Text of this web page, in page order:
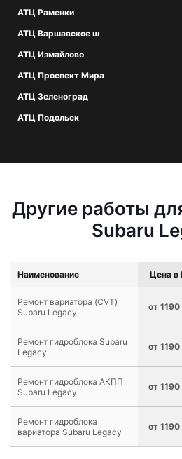
АТЦ Раменки
АТЦ Варшавское ш
АТЦ Измайлово
АТЦ Проспект Мира
АТЦ Зеленоград
АТЦ Подольск
Другие работы
Subaru
Наименование Цена в
Ремонт вариатора (CVT)
Subaru Legacy
от 1190
Ремонт гидроблока Subaru
Legacy
от 1190
Ремонт гидроблока АКПП
Subaru Legacy
от 1190
Ремонт гидроблока
вариатора Subaru Legacy
от 1190